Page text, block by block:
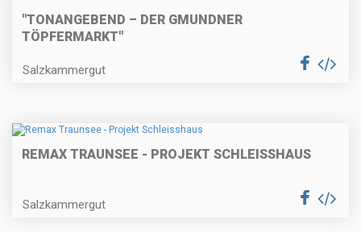
"TONANGEBEND – DER GMUNDNER
TÖPFERMARKT"
Salzkammergut
REMAX TRAUNSEE - PROJEKT SCHLEISSHAUS
Salzkammergut